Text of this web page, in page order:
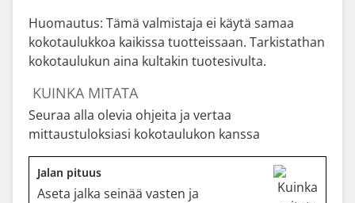
Huomautus: Tämä valmistaja ei käytä samaa
kokotaulukkoa kaikissa tuotteissaan. Tarkistathan
kokotaulukun aina kultakin tuotesivulta.
KUINKA MITATA
Seuraa alla olevia ohjeita ja vertaa
mittaustuloksiasi kokotaulukon kanssa
Jalan pituus
Aseta jalka seinää vasten ja